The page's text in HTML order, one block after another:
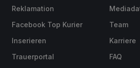
Reklamation
Facebook Top Kurier
Inserieren
Trauerportal
Team
Karriere
FAQ